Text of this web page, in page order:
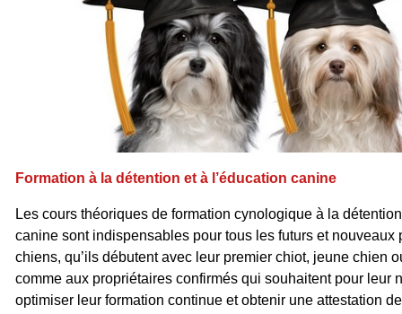
Formation à la détention et à l’éducation canine
Les cours théoriques de formation cynologique à la
canine sont indispensables pour tous les futurs et nouveaux
chiens, qu’ils débutent avec leur premier chiot, jeune chien
comme aux propriétaires confirmés qui souhaitent pour leur
optimiser leur formation continue et obtenir une attestation